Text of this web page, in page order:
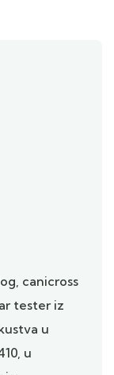
canicross
tester iz
u
u